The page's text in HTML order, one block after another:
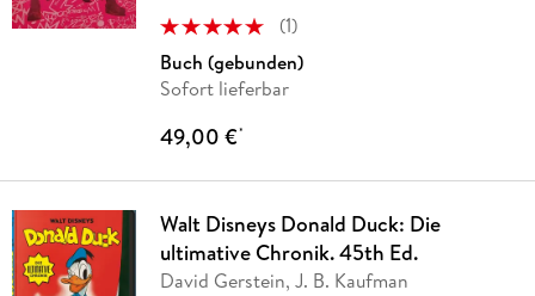
(1)
Buch (gebunden)
Sofort lieferbar
49,00 €*
Walt Disneys Donald Duck: Die
ultimative Chronik. 45th Ed.
David Gerstein, J. B. Kaufman